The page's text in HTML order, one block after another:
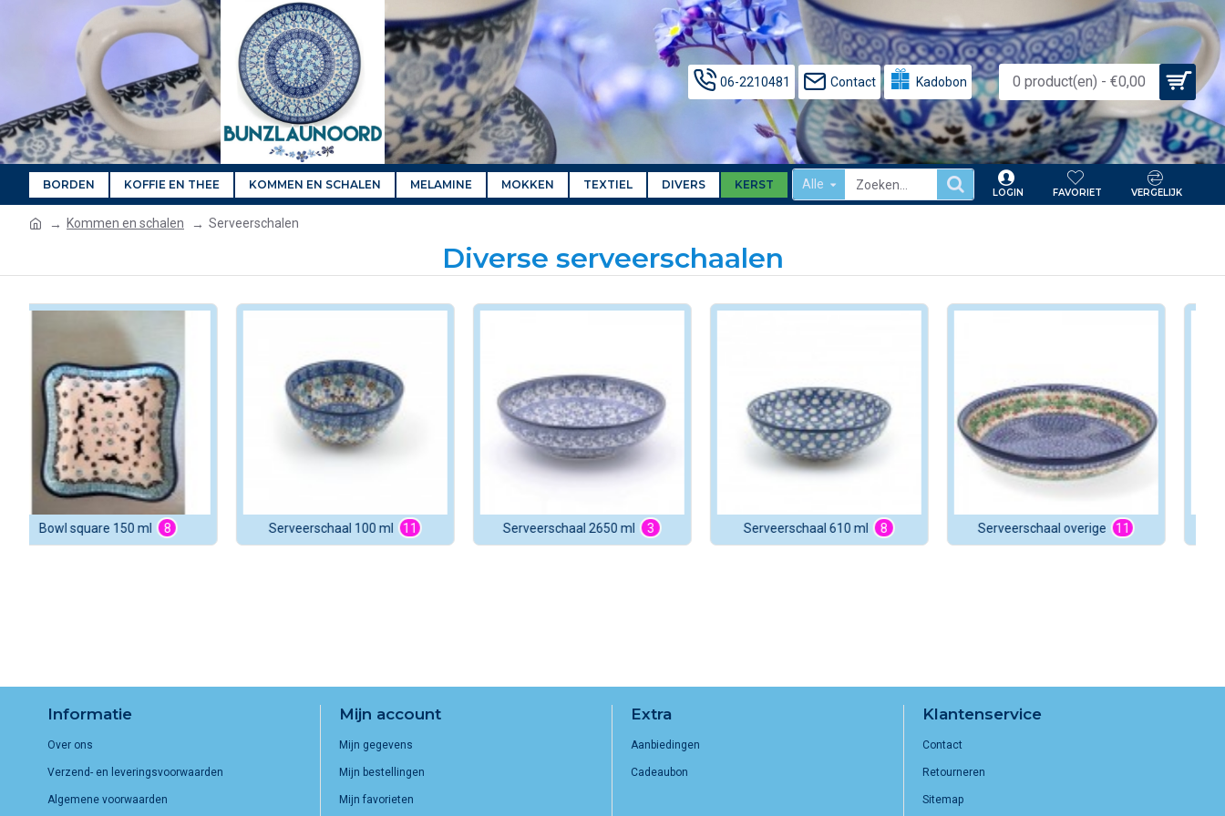
06-2210481 Contact Kadobon 0 product(en) - €0,00
BORDEN KOFFIE EN THEE KOMMEN EN SCHALEN MELAMINE MOKKEN TEXTIEL DIVERS KERST Alle
LOGIN FAVORIET VERGELIJK
Kommen en schalen Serveerschalen
Diverse serveerschaalen
Serveerschaal overige 11 Bowl square 150 ml 8 Serveerschaal 100 ml 11 Serveerschaal 2650 ml 3 Serveerschaal 610 ml 8
Informatie
Over ons
Verzend- en leveringsvoorwaarden
Algemene voorwaarden
Mijn account
Mijn gegevens
Mijn bestellingen
Mijn favorieten
Extra
Aanbiedingen
Cadeaubon
Klantenservice
Contact
Retourneren
Sitemap